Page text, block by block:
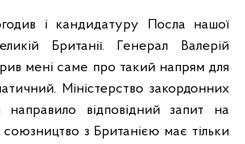
і кандидатуру Посла нашої
Британії. Генерал Валерій
мені саме про такий напрям для
Міністерство закордонних
направило відповідний запит на
з Британією має тільки